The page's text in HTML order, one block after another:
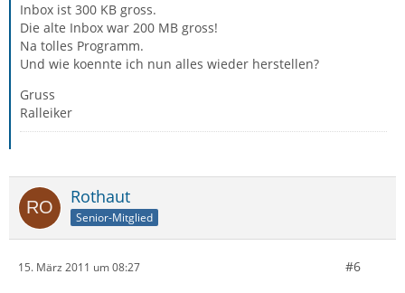
Inbox ist 300 KB gross.
Die alte Inbox war 200 MB gross!
Na tolles Programm.
Und wie koennte ich nun alles wieder herstellen?
Gruss
Ralleiker
Rothaut
Senior-Mitglied
15. März 2011 um 08:27 #6